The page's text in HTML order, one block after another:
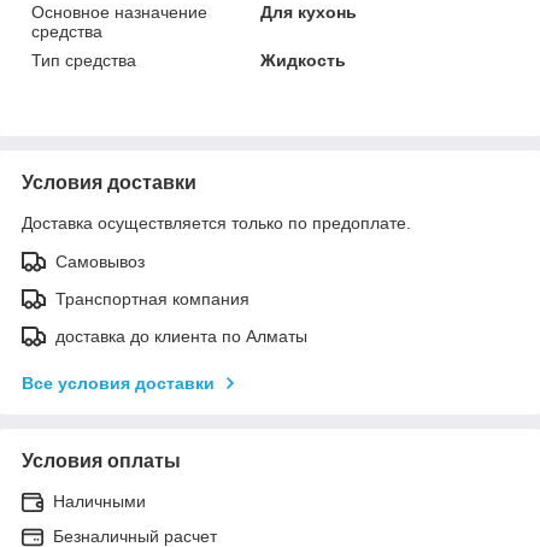
Основное назначение
средства
Для кухонь
Тип средства Жидкость
Условия доставки
Доставка осуществляется только по предоплате.
Самовывоз
Транспортная компания
доставка до клиента по Алматы
Все условия доставки
Условия оплаты
Наличными
Безналичный расчет